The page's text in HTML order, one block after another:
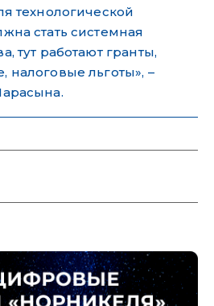
технологической
стать системная
тут работают гранты,
налоговые льготы», –